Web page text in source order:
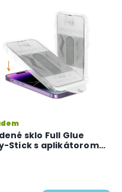
sklo Full Glue
Stick s aplikátorom